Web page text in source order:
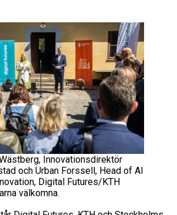
Innovationsdirektör
och Urban Forssell, Head of AI
Digital Futures/KTH
välkomna.